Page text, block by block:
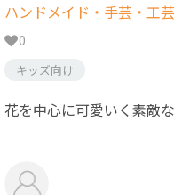
ハンドメイド・手芸・工芸
0
キッズ向け
花を中心に可愛いく素敵